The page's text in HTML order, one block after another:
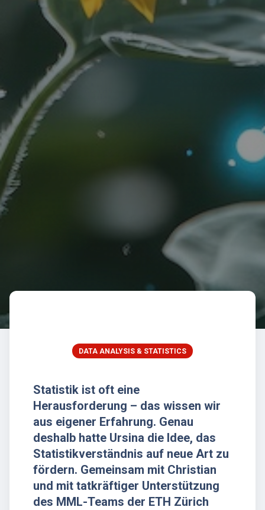
DATA ANALYSIS & STATISTICS
Statistik ist oft eine
Herausforderung – das wissen wir
aus eigener Erfahrung. Genau
deshalb hatte Ursina die Idee, das
Statistikverständnis auf neue Art zu
fördern. Gemeinsam mit Christian
und mit tatkräftiger Unterstützung
des MML-Teams der ETH Zürich